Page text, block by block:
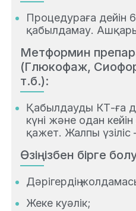
Процедураға дейін
қабылдамау.
Метформин
(Глюкофаж,
т.б.):
Қабылдауды КТ-ға
күні және одан
қажет. Жалпы
Өзіңізбен бірге
Дәрігердің
Жеке куәлік;